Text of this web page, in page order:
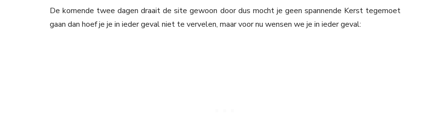
De komende twee dagen draait de site gewoon door dus mocht je geen spannende Kerst tegemoet
gaan dan hoef je je in ieder geval niet te vervelen, maar voor nu wensen we je in ieder geval: